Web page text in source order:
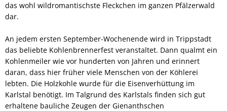
das wohl wildromantischste Fleckchen im ganzen Pfälzerwald
dar.
An jedem ersten September-Wochenende wird in Trippstadt
das beliebte Kohlenbrennerfest veranstaltet. Dann qualmt ein
Kohlenmeiler wie vor hunderten von Jahren und erinnert
daran, dass hier früher viele Menschen von der Köhlerei
lebten. Die Holzkohle wurde für die Eisenverhüttung im
Karlstal benötigt. Im Talgrund des Karlstals finden sich gut
erhaltene bauliche Zeugen der Gienanthschen